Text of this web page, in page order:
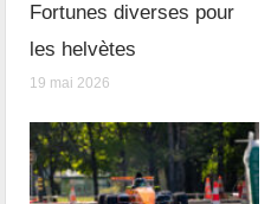
Fortunes diverses pour
les helvètes
19 mai 2026